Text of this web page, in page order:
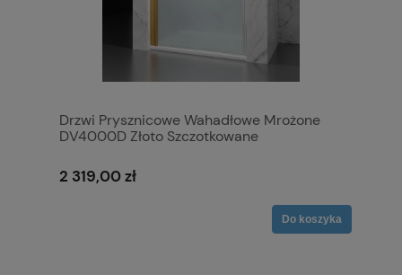
Drzwi Prysznicowe Wahadłowe Mrożone
DV4000D Złoto Szczotkowane
2 319,00 zł
Do koszyka